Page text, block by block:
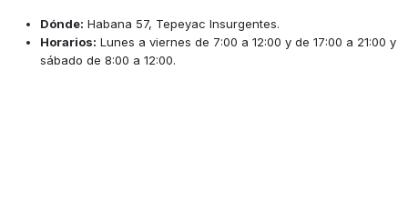
Dónde: Habana 57, Tepeyac Insurgentes.
Horarios: Lunes a viernes de 7:00 a 12:00 y de 17:00 a 21:00 y
sábado de 8:00 a 12:00.